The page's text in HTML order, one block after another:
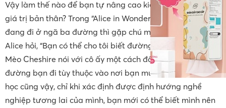
Vậy làm thế nào để bạn tự nâng cao kiến thức, nâng cao
giá trị bản thân? Trong “Alice in Wonderland”, Alice, người
đang đi ở ngã ba đường thì gặp chú mèo Cheshire, và
Alice hỏi, “Bạn có thể cho tôi biết đường nào để đi không?”
Mèo Cheshire nói với cô ấy một cách đầy ẩn ý, ​​”Con
đường bạn đi tùy thuộc vào nơi bạn muốn đến.” Việc tự
học cũng vậy, chỉ khi xác định được định hướng nghề
nghiệp tương lai của mình, bạn mới có thể biết mình nên